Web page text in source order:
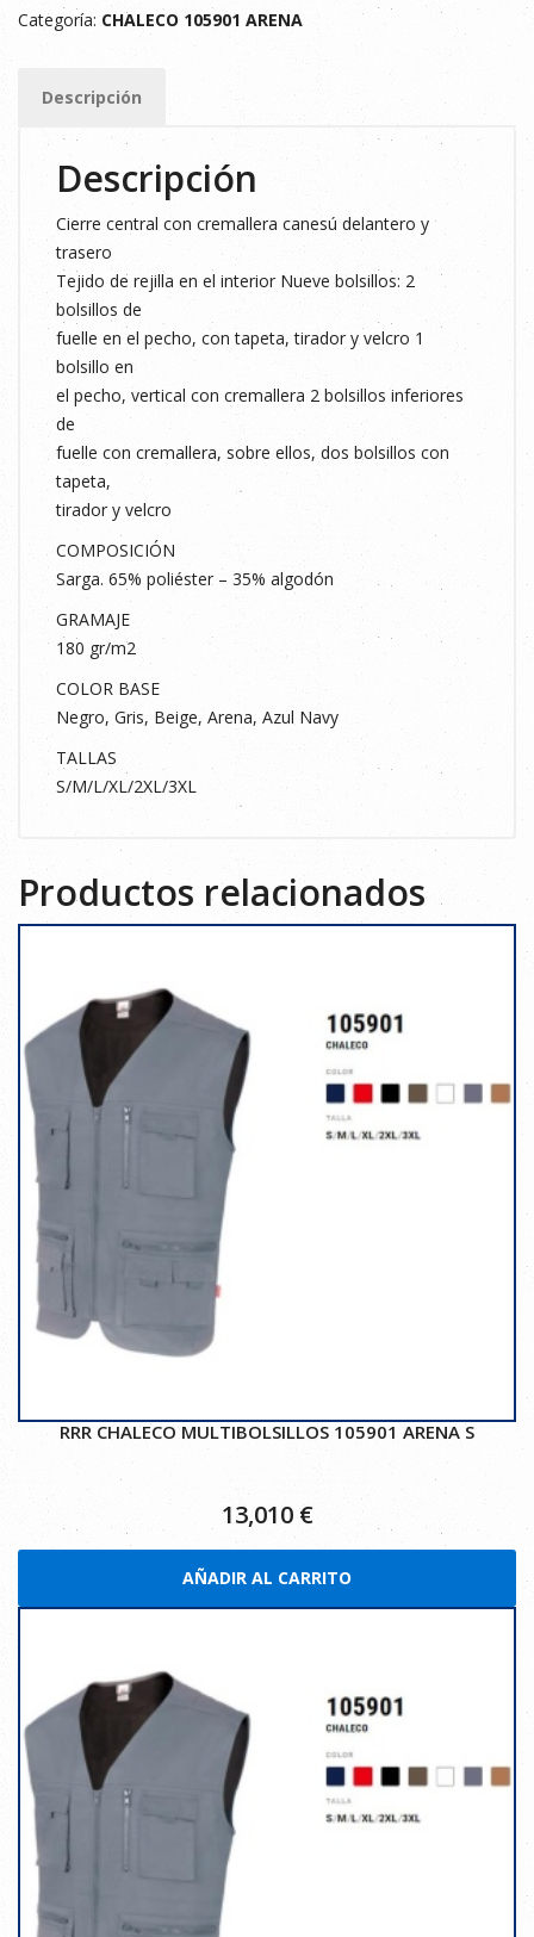
ARENA
Categoría: CHALECO 105901 ARENA
Descripción
Descripción
Cierre central con cremallera canesú delantero y
trasero
Tejido de rejilla en el interior Nueve bolsillos: 2
bolsillos de
fuelle en el pecho, con tapeta, tirador y velcro 1
bolsillo en
el pecho, vertical con cremallera 2 bolsillos inferiores
de
fuelle con cremallera, sobre ellos, dos bolsillos con
tapeta,
tirador y velcro
COMPOSICIÓN
Sarga. 65% poliéster – 35% algodón
GRAMAJE
180 gr/m2
COLOR BASE
Negro, Gris, Beige, Arena, Azul Navy
TALLAS
S/M/L/XL/2XL/3XL
Productos relacionados
RRR CHALECO MULTIBOLSILLOS 105901 ARENA S
13,010 €
AÑADIR AL CARRITO